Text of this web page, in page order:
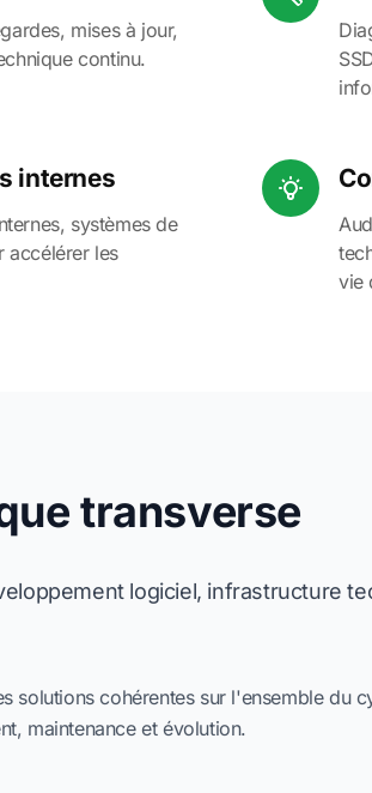
mises à jour,
continu.
internes
systèmes de
accélérer les
vie
transverse
logiciel, infrastructure
solutions cohérentes sur l'ensemble du
maintenance et évolution.